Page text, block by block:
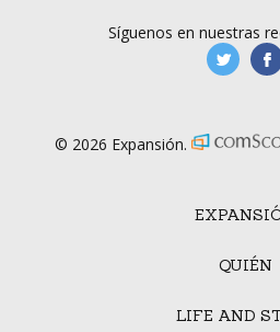
QUIÉN
LIFE AND
Síguenos en nuestras
© 2026 Expansión.